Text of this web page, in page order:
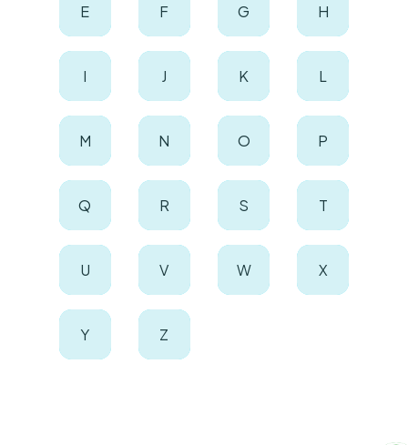
E F G H
I J K L
M N O P
Q R S T
U V W X
Y Z